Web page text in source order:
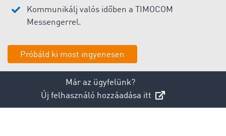
Kommunikálj valós időben a TIMOCOM
Messengerrel.
Próbáld ki most ingyenesen
Már az ügyfelünk?
Új felhasználó hozzáadása itt